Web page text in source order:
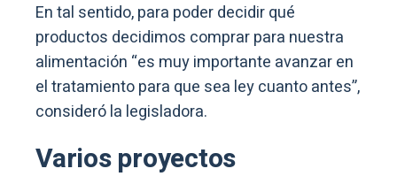
En tal sentido, para poder decidir qué
productos decidimos comprar para nuestra
alimentación “es muy importante avanzar en
el tratamiento para que sea ley cuanto antes”,
consideró la legisladora.
Varios proyectos